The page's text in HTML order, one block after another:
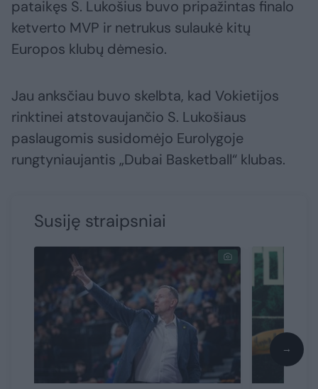
pataikęs S. Lukošius buvo pripažintas finalo
ketverto MVP ir netrukus sulaukė kitų
Europos klubų dėmesio.
Jau anksčiau buvo skelbta, kad Vokietijos
rinktinei atstovaujančio S. Lukošiaus
paslaugomis susidomėjo Eurolygoje
rungtyniaujantis „Dubai Basketball“ klubas.
Susiję straipsniai
→